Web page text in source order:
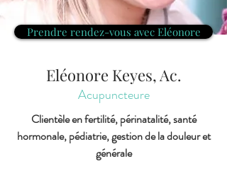
Prendre rendez-vous avec Eléonore
Eléonore Keyes, Ac.
Acupuncteure
Clientèle en fertilité, périnatalité, santé
hormonale, pédiatrie, gestion de la douleur et
générale